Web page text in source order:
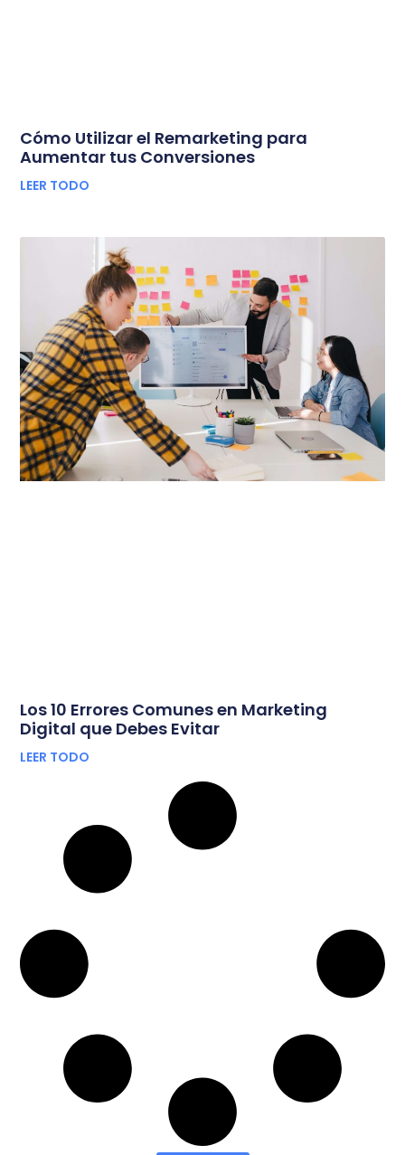
Cómo Utilizar el Remarketing para
Aumentar tus Conversiones
LEER TODO
Los 10 Errores Comunes en Marketing
Digital que Debes Evitar
LEER TODO